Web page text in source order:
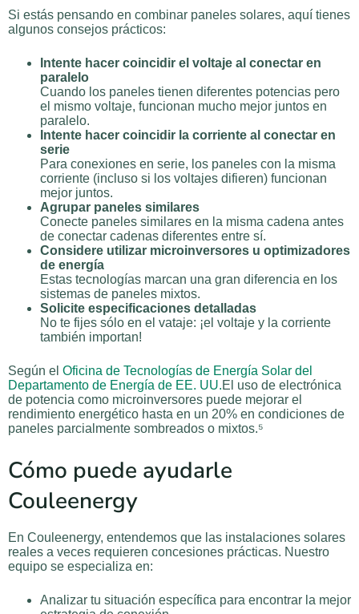
Si estás pensando en combinar paneles solares, aquí tienes
algunos consejos prácticos:
Intente hacer coincidir el voltaje al conectar en
paralelo
Cuando los paneles tienen diferentes potencias pero
el mismo voltaje, funcionan mucho mejor juntos en
paralelo.
Intente hacer coincidir la corriente al conectar en
serie
Para conexiones en serie, los paneles con la misma
corriente (incluso si los voltajes difieren) funcionan
mejor juntos.
Agrupar paneles similares
Conecte paneles similares en la misma cadena antes
de conectar cadenas diferentes entre sí.
Considere utilizar microinversores u optimizadores
de energía
Estas tecnologías marcan una gran diferencia en los
sistemas de paneles mixtos.
Solicite especificaciones detalladas
No te fijes sólo en el vataje: ¡el voltaje y la corriente
también importan!
Según el Oficina de Tecnologías de Energía Solar del
Departamento de Energía de EE. UU.El uso de electrónica
de potencia como microinversores puede mejorar el
rendimiento energético hasta en un 20% en condiciones de
paneles parcialmente sombreados o mixtos.⁵
Cómo puede ayudarle
Couleenergy
En Couleenergy, entendemos que las instalaciones solares
reales a veces requieren concesiones prácticas. Nuestro
equipo se especializa en:
Analizar tu situación específica para encontrar la mejor